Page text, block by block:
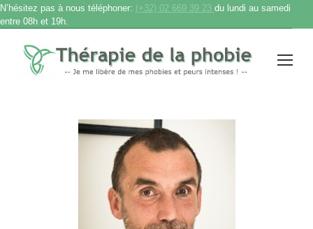
N’hésitez pas à nous téléphoner: (+32) 02 669 39 23 du lundi au samedi
entre 08h et 19h.